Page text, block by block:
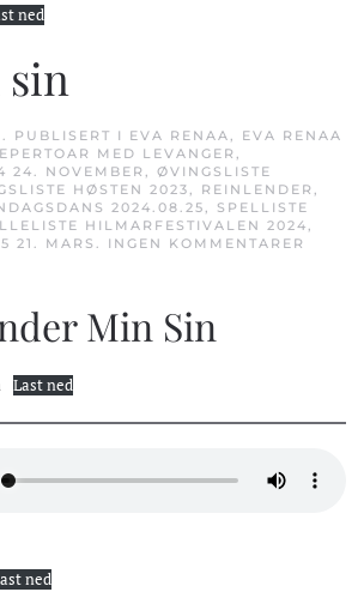
ned
sin
. PUBLISERT I EVA RENAA, EVA RENAA
MED LEVANGER ,
24. NOVEMBER , ØVINGSLISTE
HØSTEN 2023, REINLENDER ,
2024.08.25, SPELLISTE
HILMARFESTIVALEN 2024,
21. MARS . INGEN KOMMENTARER
Min Sin
Last ned
ned